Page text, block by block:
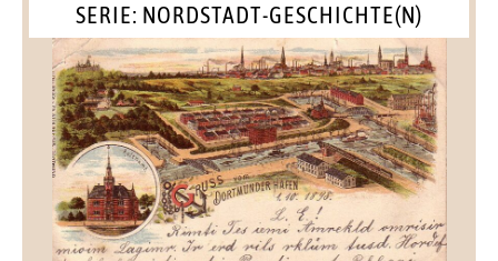
SERIE: NORDSTADT-GESCHICHTE(N)